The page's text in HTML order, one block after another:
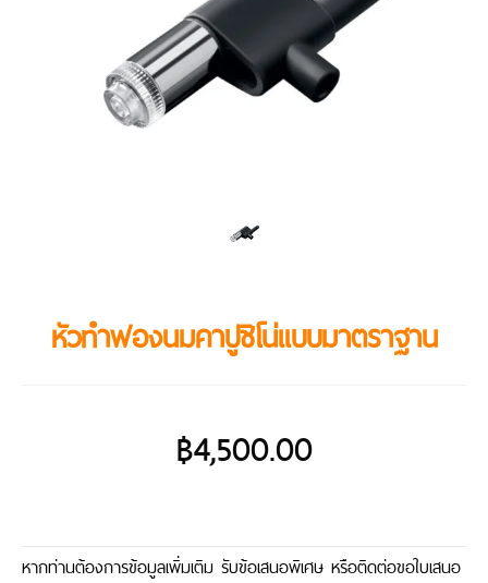
หัวทำฟองนมคาปูชิโน่แบบมาตราฐาน
฿4,500.00
หากท่านต้องการข้อมูลเพิ่มเติม รับข้อเสนอพิเศษ หรือติดต่อขอใบเสนอ